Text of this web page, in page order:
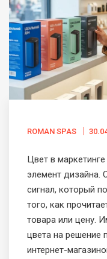
ROMAN SPAS
Цвет в
элемент дизайна.
сигнал, который
того, как
товара или цену.
цвета на решение
интернет-